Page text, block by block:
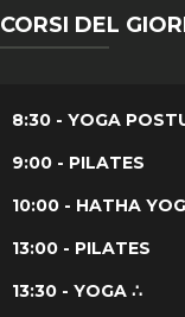
CORSI DEL
8:30 - YOGA
9:00 - PILATES
10:00 - HATHA
13:00 - PILATES
13:30 - YOGA ∴